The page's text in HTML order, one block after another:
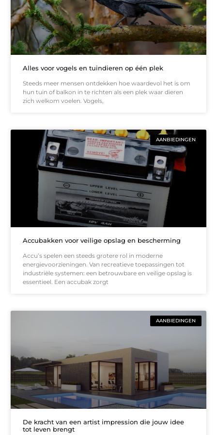
Alles voor vogels en tuindieren op één plek
Steeds meer mensen ontdekken hoe waardevol het is om
hun tuin of balkon in te richten als een plek waar dieren
zich welkom voelen. Vogels,
AANBIEDINGEN
Accubakken voor veilige opslag en bescherming
Accu’s spelen een steeds grotere rol in moderne
energievoorzieningen. Van recreatieve toepassingen tot
industriële systemen: een betrouwbare en veilige opslag is
essentieel. Een accubak zorgt
AANBIEDINGEN
De kracht van een artist impression die jouw idee
tot leven brengt